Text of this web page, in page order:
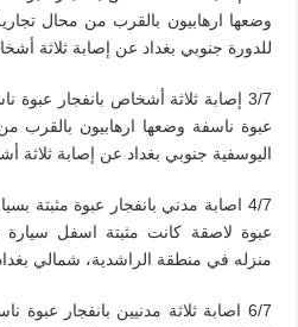
وضعها ارهابيون بالقرب من محال
للدورة جنوبي بغداد عن إصابة ثلاثة
3/7 إصابة ثلاثة أشخاص بانفجار
عبوة ناسفة وضعها ارهابيون بالقرب
اليوسفية جنوبي بغداد عن إصابة ثلاثة
4/7 اصابة مدني بانفجار عبوة مثبتة
عبوة لاصقة كانت مثبتة اسفل سيارة
منزله في منطقة الراشدية، شمالي
6/7 اصابة ثلاثة مدنيين بانفجار